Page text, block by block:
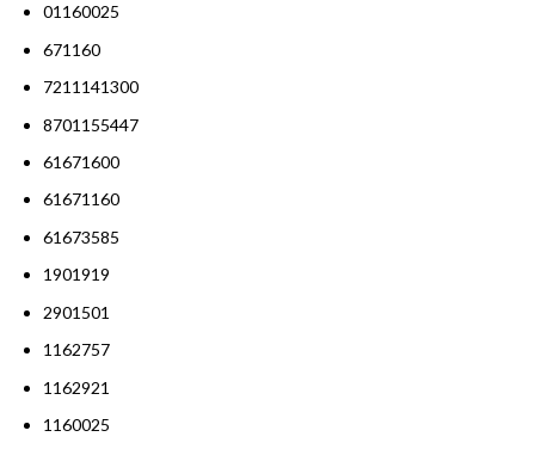
01160025
671160
7211141300
8701155447
61671600
61671160
61673585
1901919
2901501
1162757
1162921
1160025